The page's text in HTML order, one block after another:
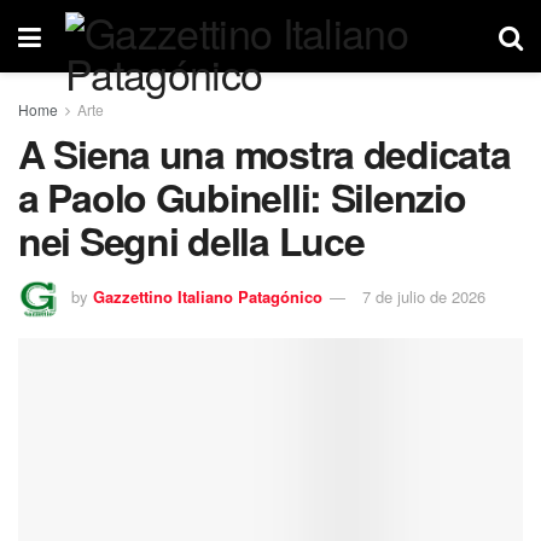
Home Arte
A Siena una mostra dedicata
a Paolo Gubinelli: Silenzio
nei Segni della Luce
by Gazzettino Italiano Patagónico 7 de julio de 2026